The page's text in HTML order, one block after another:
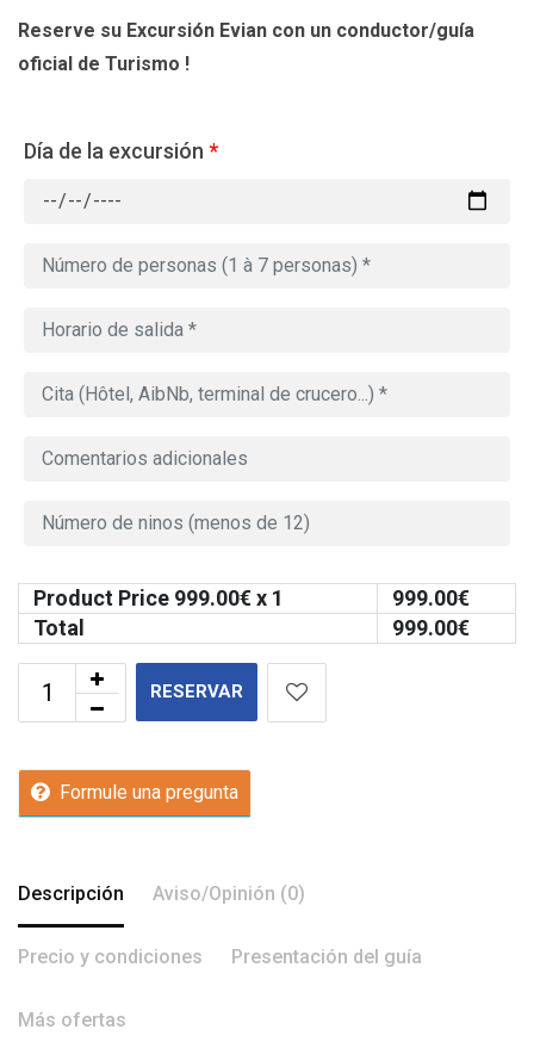
Reserve su Excursión Evian con un conductor/guía
oficial de Turismo !
Día de la excursión *
Product Price 999.00€ x 1 999.00€
Total
999.00€
RESERVAR
Formule una pregunta
Descripción Aviso/Opinión (0)
Precio y condiciones Presentación del guía
Más ofertas